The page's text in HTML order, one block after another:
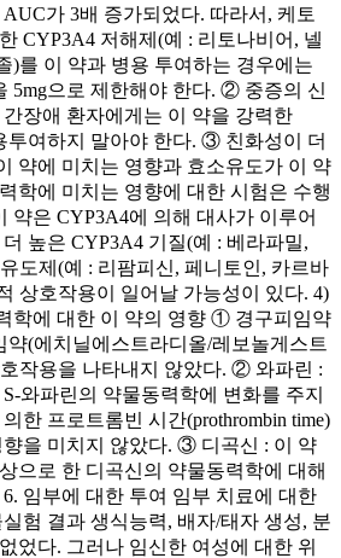
가 3배 증가되었다. 따라서, 케토
CYP3A4 저해제(예 : 리토나비어, 넬
)를 이 약과 병용 투여하는 경우에는
5mg으로 제한해야 한다. ② 중증의 신
장애 환자에게는 이 약을 강력한
투여하지 말아야 한다. ③ 친화성이 더
약에 미치는 영향과 효소유도가 이 약
학에 미치는 영향에 대한 시험은 수행
약은 CYP3A4에 의해 대사가 이루어
높은 CYP3A4 기질(예 : 베라파밀,
도제(예 : 리팜피신, 페니토인, 카르바
상호작용이 일어날 가능성이 있다. 4)
학에 대한 이 약의 영향 ① 경구피임약
약(에치닐에스트라디올/레보놀게스트
작용을 나타내지 않았다. ② 와파린 :
와파린의 약물동력학에 변화를 주지
한 프로트롬빈 시간(prothrombin time)
을 미치지 않았다. ③ 디곡신 : 이 약
으로 한 디곡신의 약물동력학에 대해
임부에 대한 투여 임부 치료에 대한
험 결과 생식능력, 배자/태자 생성, 분
었다. 그러나 임신한 여성에 대한 위